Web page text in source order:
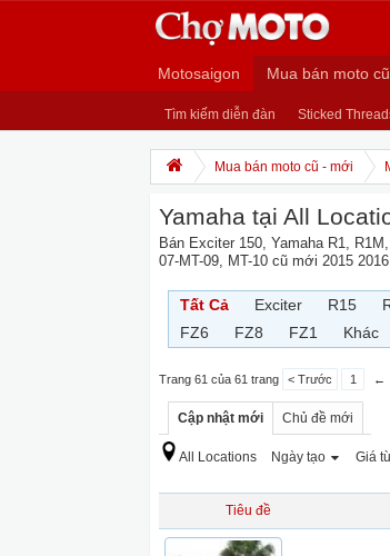
Motosaigon Mua bán moto
Tìm kiếm diễn đàn Sticked
Mua bán moto cũ - mới
Yamaha tại All
Bán Exciter 150, Yamaha R1,
07-MT-09, MT-10 cũ mới 2015
Tất Cả Exciter R15
FZ6
FZ8 FZ1 Khác
Trang 61 của 61 trang < Trước 1 ←
Cập nhật mới Chủ đề mới
All Locations Ngày tạo Giá
Tiêu đề